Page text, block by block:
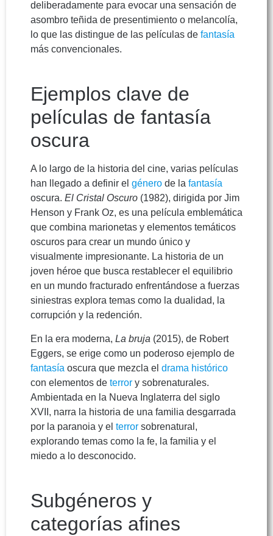
deliberadamente para evocar una sensación de
asombro teñida de presentimiento o melancolía,
lo que las distingue de las películas de fantasía
más convencionales.
Ejemplos clave de
películas de fantasía
oscura
A lo largo de la historia del cine, varias películas
han llegado a definir el género de la fantasía
oscura. El Cristal Oscuro (1982), dirigida por Jim
Henson y Frank Oz, es una película emblemática
que combina marionetas y elementos temáticos
oscuros para crear un mundo único y
visualmente impresionante. La historia de un
joven héroe que busca restablecer el equilibrio
en un mundo fracturado enfrentándose a fuerzas
siniestras explora temas como la dualidad, la
corrupción y la redención.
En la era moderna, La bruja (2015), de Robert
Eggers, se erige como un poderoso ejemplo de
fantasía oscura que mezcla el drama histórico
con elementos de terror y sobrenaturales.
Ambientada en la Nueva Inglaterra del siglo
XVII, narra la historia de una familia desgarrada
por la paranoia y el terror sobrenatural,
explorando temas como la fe, la familia y el
miedo a lo desconocido.
Subgéneros y
categorías afines